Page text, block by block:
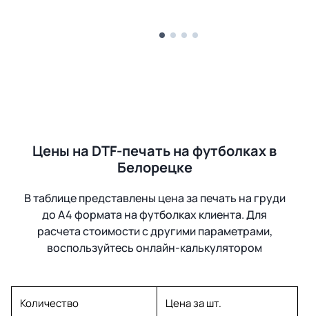
Цены на DTF-печать на футболках в
Белорецке
В таблице представлены цена за печать на груди
до А4 формата на футболках клиента. Для
расчета стоимости с другими параметрами,
воспользуйтесь онлайн-калькулятором
Количество Цена за шт.